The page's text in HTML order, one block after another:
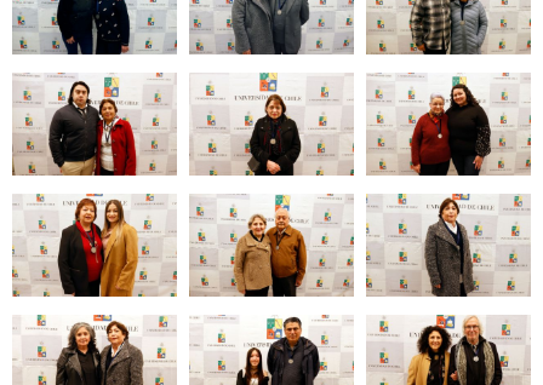
Zoom Zoom Zoom
Zoom Zoom Zoom
Zoom Zoom Zoom